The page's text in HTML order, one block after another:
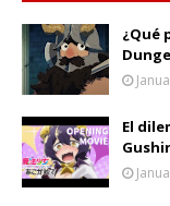
¿Qué
El